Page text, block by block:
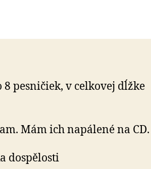
pesničiek, v celkovej dĺžke
Mám ich napálené na CD.
dospělosti